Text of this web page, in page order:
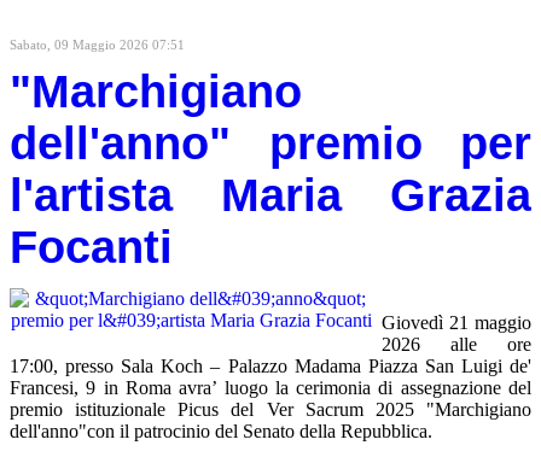
Sabato, 09 Maggio 2026 07:51
"Marchigiano
dell'anno" premio per
l'artista Maria Grazia
Focanti
Giovedì 21 maggio
2026 alle ore
17:00, presso Sala Koch – Palazzo Madama Piazza San Luigi de'
Francesi, 9 in Roma avra’ luogo la cerimonia di assegnazione del
premio istituzionale Picus del Ver Sacrum 2025 "Marchigiano
dell'anno"con il patrocinio del Senato della Repubblica.